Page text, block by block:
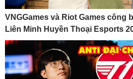
VNGGames và Riot Games công
Liên Minh Huyền Thoại Esports